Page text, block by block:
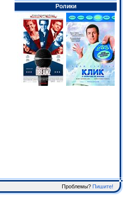
Ролики
Проблемы? Пишите!